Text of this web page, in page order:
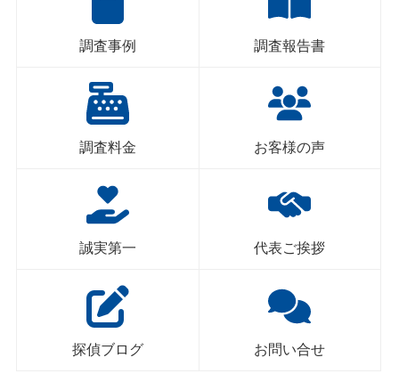
調査事例 調査報告書
調査料金 お客様の声
誠実第一 代表ご挨拶
探偵ブログ お問い合せ